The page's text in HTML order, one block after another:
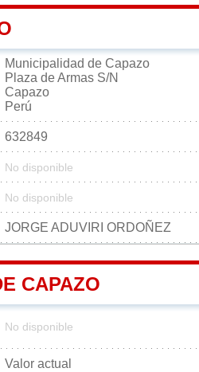
Municipalidad de Capazo
Plaza de Armas S/N
Capazo
Perú
632849
No disponible
No disponible
JORGE ADUVIRI ORDOÑEZ
CAPAZO
No disponible
Valor actual